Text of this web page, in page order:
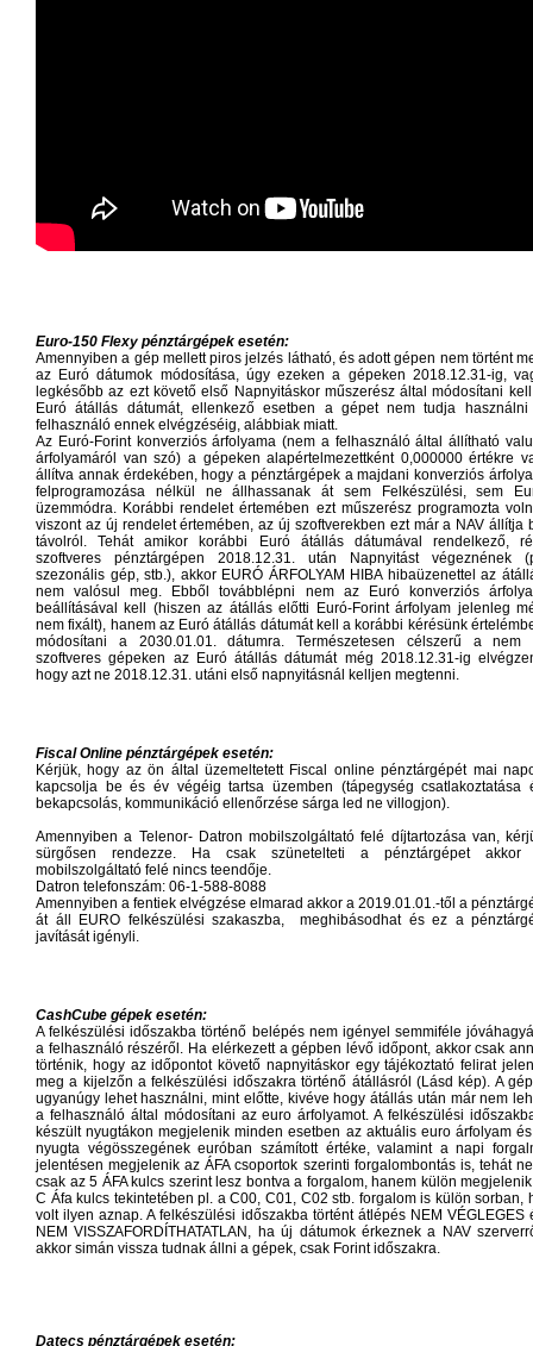
Euro-150 Flexy pénztárgépek esetén:
Amennyiben a gép mellett piros jelzés látható, és adott gépen nem történt
az Euró dátumok módosítása, úgy ezeken a gépeken 2018.12.31-ig,
legkésőbb az ezt követő első Napnyitáskor műszerész által módosítani
Euró átállás dátumát, ellenkező esetben a gépet nem tudja
felhasználó ennek elvégzéséig, alábbiak miatt.
Az Euró-Forint konverziós árfolyama (nem a felhasználó által állítható
árfolyamáról van szó) a gépeken alapértelmezettként 0,000000 értékre
állítva annak érdekében, hogy a pénztárgépek a majdani konverziós
felprogramozása nélkül ne állhassanak át sem Felkészülési, sem
üzemmódra. Korábbi rendelet értemében ezt műszerész programozta
viszont az új rendelet értemében, az új szoftverekben ezt már a NAV állítja
távolról. Tehát amikor korábbi Euró átállás dátumával rendelkező,
szoftveres pénztárgépen 2018.12.31. után Napnyitást végeznének
szezonális gép, stb.), akkor EURÓ ÁRFOLYAM HIBA hibaüzenettel az
nem valósul meg. Ebből továbblépni nem az Euró konverziós
beállításával kell (hiszen az átállás előtti Euró-Forint árfolyam jelenleg
nem fixált), hanem az Euró átállás dátumát kell a korábbi kérésünk
módosítani a 2030.01.01. dátumra. Természetesen célszerű a nem
szoftveres gépeken az Euró átállás dátumát még 2018.12.31-ig
hogy azt ne 2018.12.31. utáni első napnyitásnál kelljen megtenni.
Fiscal Online pénztárgépek esetén:
Kérjük, hogy az ön által üzemeltetett Fiscal online pénztárgépét mai
kapcsolja be és év végéig tartsa üzemben (tápegység csatlakoztatása
bekapcsolás, kommunikáció ellenőrzése sárga led ne villogjon).
Amennyiben a Telenor- Datron mobilszolgáltató felé díjtartozása van,
sürgősen rendezze. Ha csak szünetelteti a pénztárgépet akkor
mobilszolgáltató felé nincs teendője.
Datron telefonszám: 06-1-588-8088
Amennyiben a fentiek elvégzése elmarad akkor a 2019.01.01.-től a
át áll EURO felkészülési szakaszba, meghibásodhat és ez a
javítását igényli.
CashCube gépek esetén:
A felkészülési időszakba történő belépés nem igényel semmiféle
a felhasználó részéről. Ha elérkezett a gépben lévő időpont, akkor csak
történik, hogy az időpontot követő napnyitáskor egy tájékoztató felirat
meg a kijelzőn a felkészülési időszakra történő átállásról (Lásd kép). A
ugyanúgy lehet használni, mint előtte, kivéve hogy átállás után már nem
a felhasználó által módosítani az euro árfolyamot. A felkészülési
készült nyugtákon megjelenik minden esetben az aktuális euro árfolyam
nyugta végösszegének euróban számított értéke, valamint a napi
jelentésen megjelenik az ÁFA csoportok szerinti forgalombontás is, tehát
csak az 5 ÁFA kulcs szerint lesz bontva a forgalom, hanem külön
C Áfa kulcs tekintetében pl. a C00, C01, C02 stb. forgalom is külön sorban,
volt ilyen aznap. A felkészülési időszakba történt átlépés NEM VÉGLEGES
NEM VISSZAFORDÍTHATATLAN, ha új dátumok érkeznek a NAV
akkor simán vissza tudnak állni a gépek, csak Forint időszakra.
Datecs pénztárgépek esetén: